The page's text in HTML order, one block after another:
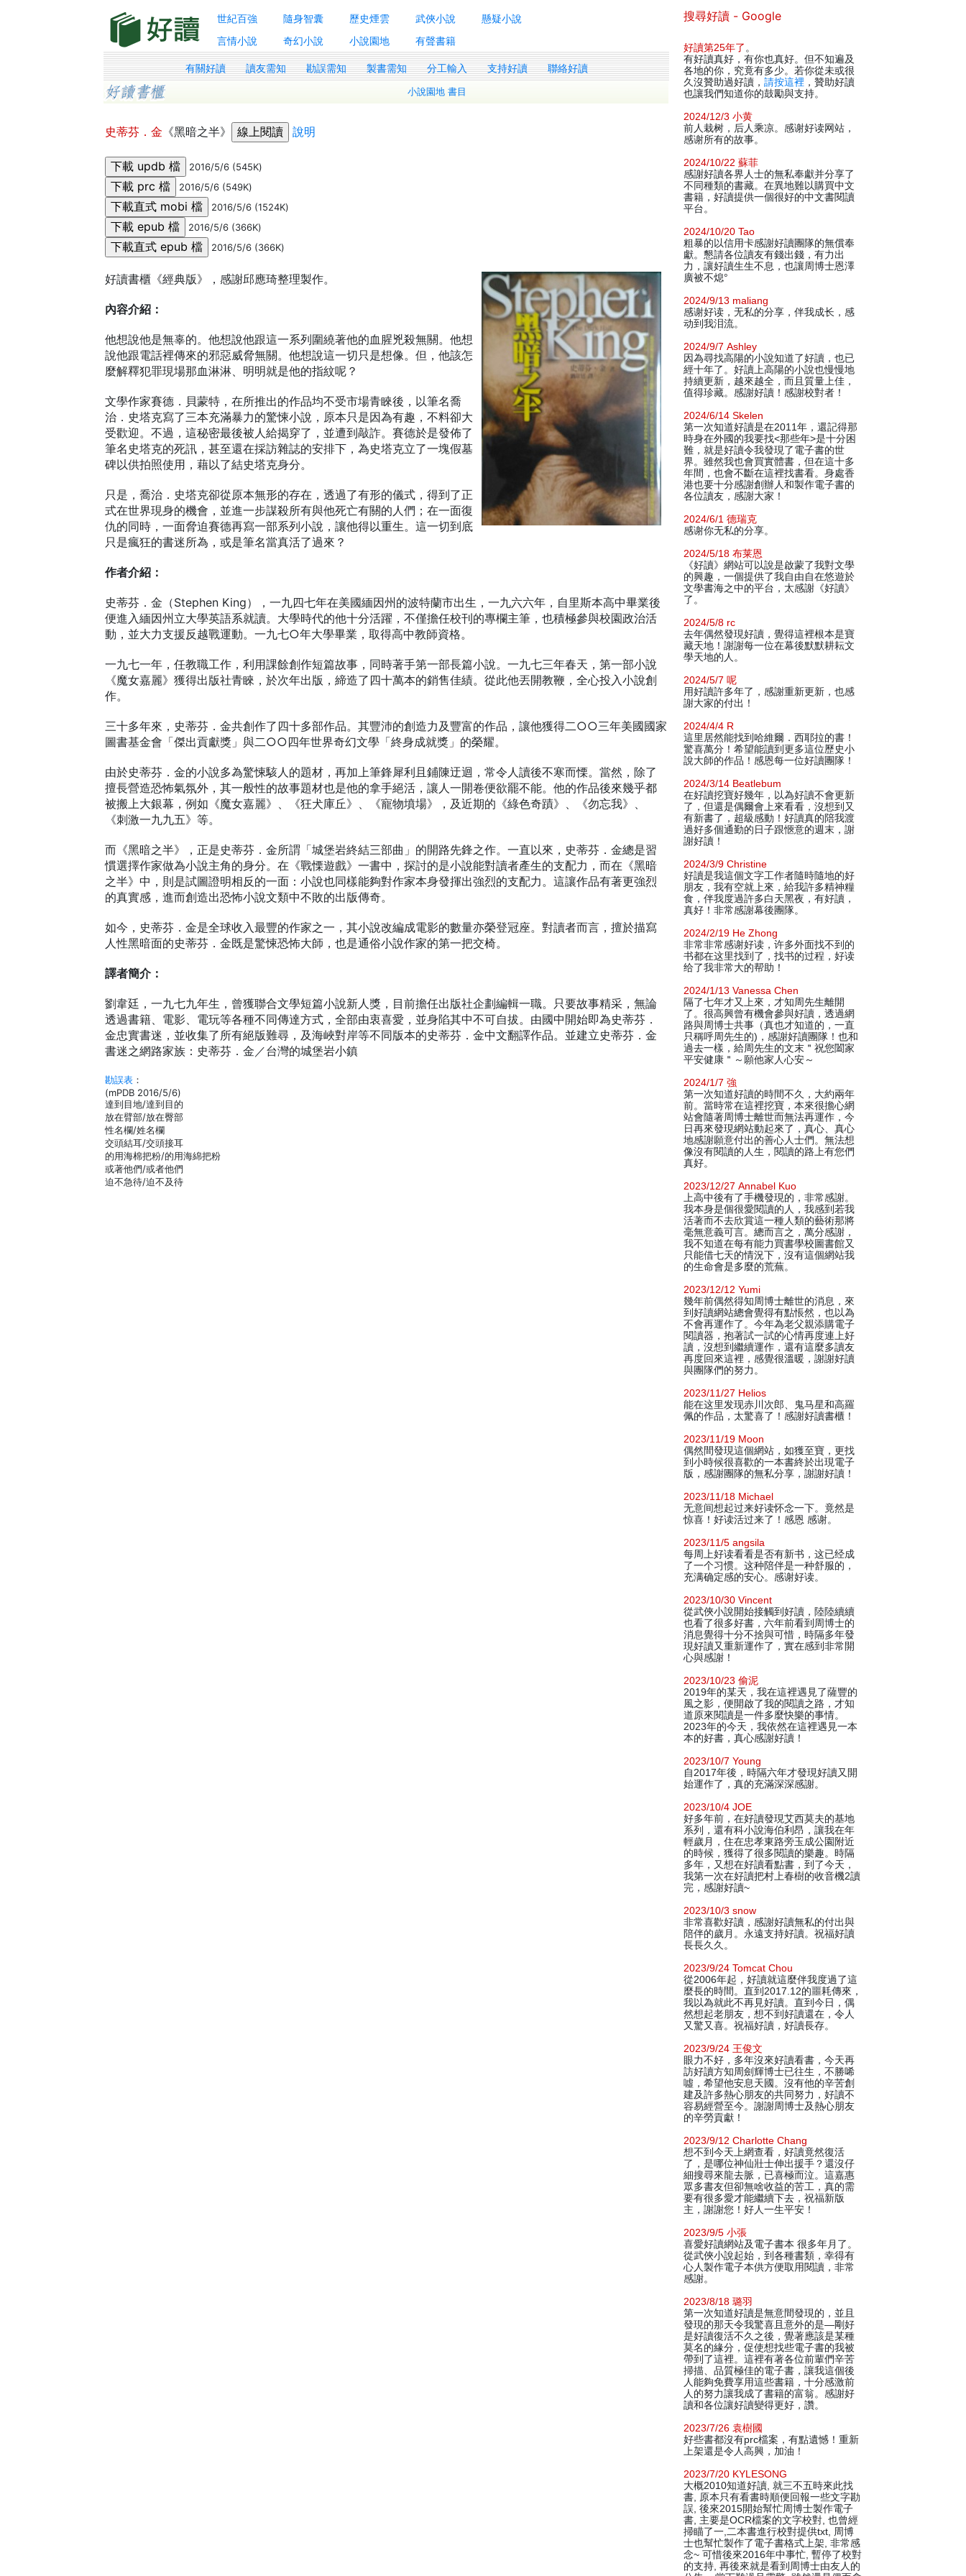
世紀百強 隨身智囊 歷史煙雲 武俠小說
懸疑小說
言情小說
奇幻小說 小說園地 有聲書籍
有關好讀 讀友需知 勘誤需知 製書需知 分工輸入 支持好讀 聯絡好讀
小說園地 書目
史蒂芬．金 《黑暗之半》 說明
2016/5/6 (545K)
2016/5/6 (549K)
2016/5/6 (1524K)
2016/5/6 (366K)
2016/5/6 (366K)
好讀書櫃《經典版》，感謝邱應琦整理製作。
內容介紹：
他想說他是無辜的。他想說他跟這一系列圍繞著他的血腥兇殺無關。他想
說他跟電話裡傳來的邪惡威脅無關。他想說這一切只是想像。但，他該怎
麼解釋犯罪現場那血淋淋、明明就是他的指紋呢？
文學作家賽德．貝蒙特，在所推出的作品均不受市場青睞後，以筆名喬
治．史塔克寫了三本充滿暴力的驚悚小說，原本只是因為有趣，不料卻大
受歡迎。不過，這秘密最後被人給揭穿了，並遭到敲詐。賽德於是發佈了
筆名史塔克的死訊，甚至還在採訪雜誌的安排下，為史塔克立了一塊假墓
碑以供拍照使用，藉以了結史塔克身分。
只是，喬治．史塔克卻從原本無形的存在，透過了有形的儀式，得到了正
式在世界現身的機會，並進一步謀殺所有與他死亡有關的人們；在一面復
仇的同時，一面脅迫賽德再寫一部系列小說，讓他得以重生。這一切到底
只是瘋狂的書迷所為，或是筆名當真活了過來？
作者介紹：
史蒂芬．金（Stephen King），一九四七年在美國緬因州的波特蘭市出生，一九六六年，自里斯本高中畢業後
便進入緬因州立大學英語系就讀。大學時代的他十分活躍，不僅擔任校刊的專欄主筆，也積極參與校園政治活
動，並大力支援反越戰運動。一九七○年大學畢業，取得高中教師資格。
一九七一年，任教職工作，利用課餘創作短篇故事，同時著手第一部長篇小說。一九七三年春天，第一部小說
《魔女嘉麗》獲得出版社青睞，於次年出版，締造了四十萬本的銷售佳績。從此他丟開教鞭，全心投入小說創
作。
三十多年來，史蒂芬．金共創作了四十多部作品。其豐沛的創造力及豐富的作品，讓他獲得二○○三年美國國家
圖書基金會「傑出貢獻獎」與二○○四年世界奇幻文學「終身成就獎」的榮耀。
由於史蒂芬．金的小說多為驚悚駭人的題材，再加上筆鋒犀利且鋪陳迂迴，常令人讀後不寒而慄。當然，除了
擅長營造恐怖氣氛外，其一般性的故事題材也是他的拿手絕活，讓人一開卷便欲罷不能。他的作品後來幾乎都
被搬上大銀幕，例如《魔女嘉麗》、《狂犬庫丘》、《寵物墳場》，及近期的《綠色奇蹟》、《勿忘我》、
《刺激一九九五》等。
而《黑暗之半》，正是史蒂芬．金所謂「城堡岩終結三部曲」的開路先鋒之作。一直以來，史蒂芬．金總是習
慣選擇作家做為小說主角的身分。在《戰慄遊戲》一書中，探討的是小說能對讀者產生的支配力，而在《黑暗
之半》中，則是試圖證明相反的一面：小說也同樣能夠對作家本身發揮出強烈的支配力。這讓作品有著更強烈
的真實感，進而創造出恐怖小說文類中不敗的出版傳奇。
如今，史蒂芬．金是全球收入最豐的作家之一，其小說改編成電影的數量亦榮登冠座。對讀者而言，擅於描寫
人性黑暗面的史蒂芬．金既是驚悚恐怖大師，也是通俗小說作家的第一把交椅。
譯者簡介：
劉韋廷，一九七九年生，曾獲聯合文學短篇小說新人獎，目前擔任出版社企劃編輯一職。只要故事精采，無論
透過書籍、電影、電玩等各種不同傳達方式，全部由衷喜愛，並身陷其中不可自拔。由國中開始即為史蒂芬．
金忠實書迷，並收集了所有絕版難尋，及海峽對岸等不同版本的史蒂芬．金中文翻譯作品。並建立史蒂芬．金
書迷之網路家族：史蒂芬．金／台灣的城堡岩小鎮
勘誤表 ：
(mPDB 2016/5/6)
達到目地/達到目的
放在臂部/放在臀部
性名欄/姓名欄
交頭結耳/交頭接耳
的用海棉把粉/的用海綿把粉
或著他們/或者他們
迫不急待/迫不及待
搜尋好讀 - Google
好讀第25年了 。
有好讀真好，有你也真好。但不知遍及
各地的你，究竟有多少。若你從未或很
久沒贊助過好讀， 請按這裡 ，贊助好讀
也讓我們知道你的鼓勵與支持。
2024/12/3 小黄
前人栽树，后人乘凉。感谢好读网站，
感谢所有的故事。
2024/10/22 蘇菲
感謝好讀各界人士的無私奉獻并分享了
不同種類的書藏。在異地難以購買中文
書籍，好讀提供一個很好的中文書閱讀
平台。
2024/10/20 Tao
粗暴的以信用卡感謝好讀團隊的無償奉
獻。懇請各位讀友有錢出錢，有力出
力，讓好讀生生不息，也讓周博士恩澤
廣被不熄°
2024/9/13 maliang
感谢好读，无私的分享，伴我成长，感
动到我泪流。
2024/9/7 Ashley
因為尋找高陽的小說知道了好讀，也已
經十年了。好讀上高陽的小說也慢慢地
持續更新，越來越全，而且質量上佳，
值得珍藏。感謝好讀！感謝校對者！
2024/6/14 Skelen
第一次知道好讀是在2011年，還記得那
時身在外國的我要找<那些年>是十分困
難，就是好讀令我發現了電子書的世
界。雖然我也會買實體書，但在這十多
年間，也會不斷在這裡找書看。身處香
港也要十分感謝創辦人和製作電子書的
各位讀友，感謝大家！
2024/6/1 德瑞克
感谢你无私的分享。
2024/5/18 布莱恩
《好讀》網站可以說是啟蒙了我對文學
的興趣，一個提供了我自由自在悠遊於
文學書海之中的平台，太感謝《好讀》
了。
2024/5/8 rc
去年偶然發現好讀，覺得這裡根本是寶
藏天地！謝謝每一位在幕後默默耕耘文
學天地的人。
2024/5/7 呢
用好讀許多年了，感謝重新更新，也感
謝大家的付出！
2024/4/4 R
這里居然能找到哈維爾．西耶拉的書！
驚喜萬分！希望能讀到更多這位歷史小
說大師的作品！感恩每一位好讀團隊！
2024/3/14 Beatlebum
在好讀挖寶好幾年，以為好讀不會更新
了，但還是偶爾會上來看看，沒想到又
有新書了，超級感動！好讀真的陪我渡
過好多個通勤的日子跟愜意的週末，謝
謝好讀！
2024/3/9 Christine
好讀是我這個文字工作者隨時隨地的好
朋友，我有空就上來，給我許多精神糧
食，伴我度過許多白天黑夜，有好讀，
真好！非常感謝幕後團隊。
2024/2/19 He Zhong
非常非常感谢好读，许多外面找不到的
书都在这里找到了，找书的过程，好读
给了我非常大的帮助！
2024/1/13 Vanessa Chen
隔了七年才又上來，才知周先生離開
了。很高興曾有機會參與好讀，透過網
路與周博士共事（真也才知道的，一直
只稱呼周先生的)，感謝好讀團隊！也和
過去一樣，給周先生的文末＂祝您闔家
平安健康＂～願他家人心安～
2024/1/7 強
第一次知道好讀的時間不久，大約兩年
前。當時常在這裡挖寶，本來很擔心網
站會隨著周博士離世而無法再運作，今
日再來發現網站動起來了，真心、真心
地感謝願意付出的善心人士們。無法想
像沒有閱讀的人生，閱讀的路上有您們
真好。
2023/12/27 Annabel Kuo
上高中後有了手機發現的，非常感謝。
我本身是個很愛閱讀的人，我感到若我
活著而不去欣賞這一種人類的藝術那將
毫無意義可言。總而言之，萬分感謝，
我不知道在每有能力買書學校圖書館又
只能借七天的情況下，沒有這個網站我
的生命會是多麼的荒蕪。
2023/12/12 Yumi
幾年前偶然得知周博士離世的消息，來
到好讀網站總會覺得有點悵然，也以為
不會再運作了。今年為老父親添購電子
閱讀器，抱著試一試的心情再度連上好
讀，沒想到繼續運作，還有這麼多讀友
再度回來這裡，感覺很溫暖，謝謝好讀
與團隊們的努力。
2023/11/27 Helios
能在这里发现赤川次郎、鬼马星和高羅
佩的作品，太驚喜了！感謝好讀書櫃！
2023/11/19 Moon
偶然間發現這個網站，如獲至寶，更找
到小時候很喜歡的一本書終於出現電子
版，感謝團隊的無私分享，謝謝好讀！
2023/11/18 Michael
无意间想起过来好读怀念一下。竟然是
惊喜！好读活过来了！感恩 感谢。
2023/11/5 angsila
每周上好读看看是否有新书，这已经成
了一个习惯。这种陪伴是一种舒服的，
充满确定感的安心。感谢好读。
2023/10/30 Vincent
從武俠小說開始接觸到好讀，陸陸續續
也看了很多好書，六年前看到周博士的
消息覺得十分不捨與可惜，時隔多年發
現好讀又重新運作了，實在感到非常開
心與感謝！
2023/10/23 偷泥
2019年的某天，我在這裡遇見了薩豐的
風之影，便開啟了我的閱讀之路，才知
道原來閱讀是一件多麼快樂的事情。
2023年的今天，我依然在這裡遇見一本
本的好書，真心感謝好讀！
2023/10/7 Young
自2017年後，時隔六年才發現好讀又開
始運作了，真的充滿深深感謝。
2023/10/4 JOE
好多年前，在好讀發現艾西莫夫的基地
系列，還有科小說海伯利昂，讓我在年
輕歲月，住在忠孝東路旁玉成公園附近
的時候，獲得了很多閱讀的樂趣。時隔
多年，又想在好讀看點書，到了今天，
我第一次在好讀把村上春樹的收音機2讀
完，感謝好讀~
2023/10/3 snow
非常喜歡好讀，感謝好讀無私的付出與
陪伴的歲月。永遠支持好讀。祝福好讀
長長久久。
2023/9/24 Tomcat Chou
從2006年起，好讀就這麼伴我度過了這
麼長的時間。直到2017.12的噩耗傳來，
我以為就此不再見好讀。直到今日，偶
然想起老朋友，想不到好讀還在，令人
又驚又喜。祝福好讀，好讀長存。
2023/9/24 王俊文
眼力不好，多年沒來好讀看書，今天再
訪好讀方知周劍輝博士已往生，不勝唏
噓，希望他安息天國。沒有他的辛苦創
建及許多熱心朋友的共同努力，好讀不
容易經營至今。謝謝周博士及熱心朋友
的辛勞貢獻！
2023/9/12 Charlotte Chang
想不到今天上網查看，好讀竟然復活
了，是哪位神仙壯士伸出援手？還沒仔
細搜尋來龍去脈，已喜極而泣。這嘉惠
眾多書友但卻無啥收益的苦工，真的需
要有很多愛才能繼續下去，祝福新版
主，謝謝您！好人一生平安！
2023/9/5 小張
喜愛好讀網站及電子書本 很多年月了。
從武俠小說起始，到各種書類，幸得有
心人製作電子本供方便取用閱讀，非常
感謝。
2023/8/18 璐羽
第一次知道好讀是無意間發現的，並且
發現的那天令我驚喜且意外的是—剛好
是好讀復活不久之後，覺著應該是某種
莫名的緣分，促使想找些電子書的我被
帶到了這裡。這裡有著各位前輩們辛苦
掃描、品質極佳的電子書，讓我這個後
人能夠免費享用這些書籍，十分感激前
人的努力讓我成了書籍的富翁。感謝好
讀和各位讓好讀變得更好，讚。
2023/7/26 袁樹國
好些書都沒有prc檔案，有點遺憾！重新
上架還是令人高興，加油！
2023/7/20 KYLESONG
大概2010知道好讀, 就三不五時來此找
書, 原本只有看書時順便回報一些文字勘
誤, 後來2015開始幫忙周博士製作電子
書, 主要是OCR檔案的文字校對, 也曾經
掃瞄了一,二本書進行校對提供txt, 周博
士也幫忙製作了電子書格式上架, 非常感
念~ 可惜後來2016年中事忙, 暫停了校對
的支持, 再後來就是看到周博士由友人的